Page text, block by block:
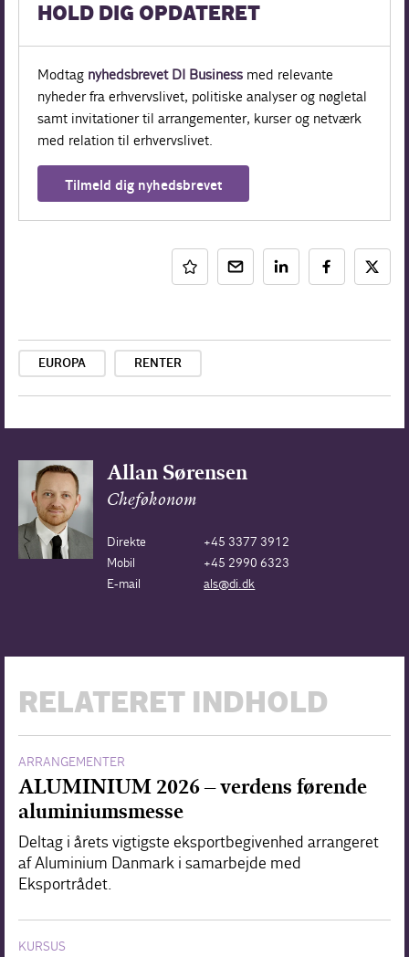
HOLD DIG OPDATERET
Modtag nyhedsbrevet DI Business med relevante
nyheder fra erhvervslivet, politiske analyser og nøgletal
samt invitationer til arrangementer, kurser og netværk
med relation til erhvervslivet.
Tilmeld dig nyhedsbrevet
EUROPA RENTER
Allan Sørensen
Cheføkonom
Direkte
+45 3377 3912
Mobil
+45 2990 6323
E-mail
als@di.dk
RELATERET INDHOLD
ARRANGEMENTER
ALUMINIUM 2026 – verdens førende
aluminiumsmesse
Deltag i årets vigtigste eksportbegivenhed arrangeret
af Aluminium Danmark i samarbejde med
Eksportrådet.
KURSUS